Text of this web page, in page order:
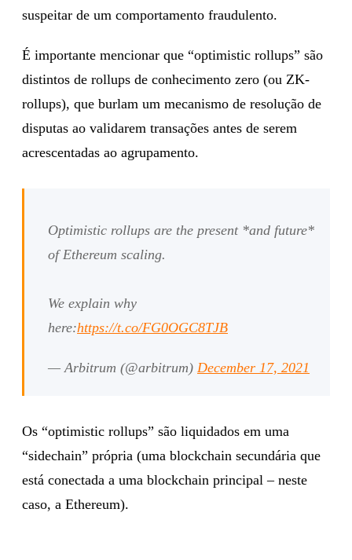
suspeitar de um comportamento fraudulento.
É importante mencionar que “optimistic rollups” são
distintos de rollups de conhecimento zero (ou ZK-
rollups), que burlam um mecanismo de resolução de
disputas ao validarem transações antes de serem
acrescentadas ao agrupamento.
Optimistic rollups are the present *and future*
of Ethereum scaling.
We explain why
here:https://t.co/FG0OGC8TJB
— Arbitrum (@arbitrum) December 17, 2021
Os “optimistic rollups” são liquidados em uma
“sidechain” própria (uma blockchain secundária que
está conectada a uma blockchain principal – neste
caso, a Ethereum).